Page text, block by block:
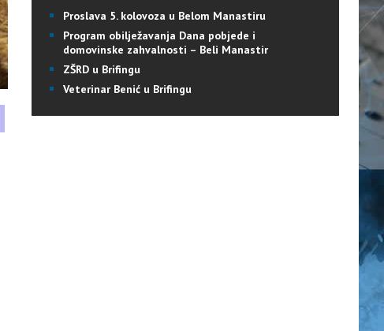
Proslava 5. kolovoza u Belom Manastiru
Program obilježavanja Dana pobjede i
domovinske zahvalnosti – Beli Manastir
ZŠRD u Brifingu
Veterinar Benić u Brifingu